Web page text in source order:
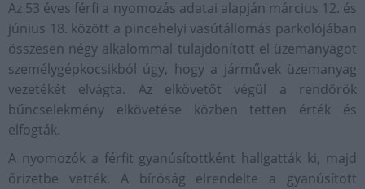
Az 53 éves férfi a nyomozás adatai alapján március 12. és
június 18. között a pincehelyi vasútállomás parkolójában
összesen négy alkalommal tulajdonított el üzemanyagot
személygépkocsikból úgy, hogy a járművek üzemanyag
vezetékét elvágta. Az elkövetőt végül a rendőrök
bűncselekmény elkövetése közben tetten érték és
elfogták.
A nyomozók a férfit gyanúsítottként hallgatták ki, majd
őrizetbe vették. A bíróság elrendelte a gyanúsított